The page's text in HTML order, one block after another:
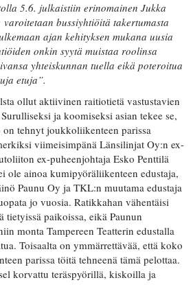
5.6. julkaistiin erinomainen Jukka
bussiyhtiöitä takertumasta
ajan kehityksen mukana uusia
onkin syytä muistaa roolinsa
yhteiskunnan tuella eikä poteroitua
etuja”.
ollut aktiivinen raitiotietä vastustavien
ja koomiseksi asian tekee se,
on tehnyt joukkoliikenteen parissa
viimeisimpänä Länsilinjat Oy:n ex-
ex-puheenjohtaja Esko Penttilä
ole ainoa kumipyöräliikenteen edustaja,
Paunu Oy ja TKL:n muutama edustaja
jo vuosia. Ratikkahan vähentäisi
paikoissa, eikä Paunun
monta Tampereen Teatterin edustalla
Toisaalta on ymmärrettävää, että koko
parissa töitä tehneenä tämä pelottaa.
korvattu teräspyörillä, kiskoilla ja